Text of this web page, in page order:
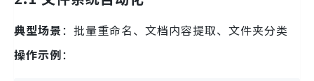
典型场景：批量重命名、文档内容提取、文件夹分类
操作示例：